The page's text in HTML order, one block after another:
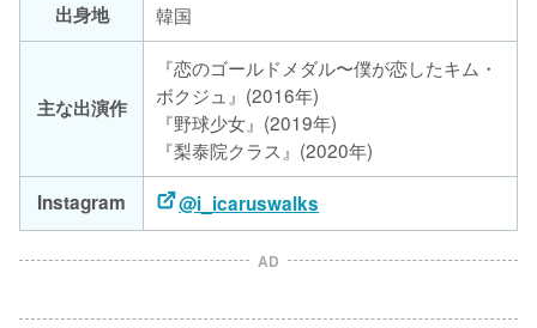
出身地 韓国
主な出演作
『恋のゴールドメダル〜僕が恋したキム・
ボクジュ』(2016年)
『野球少女』(2019年)
『梨泰院クラス』(2020年)
Instagram
@i_icaruswalks
AD